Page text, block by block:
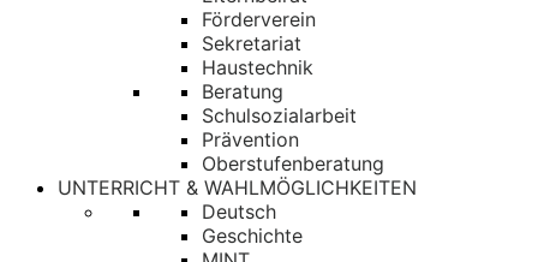
Förderverein
Sekretariat
Haustechnik
Beratung
Schulsozialarbeit
Prävention
Oberstufenberatung
UNTERRICHT & WAHLMÖGLICHKEITEN
Deutsch
Geschichte